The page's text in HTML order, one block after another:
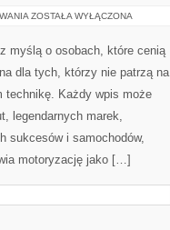
TECHNIKA
ZOSTAŁA WYŁĄCZONA
myślą o osobach, które cenią
dla tych, którzy nie patrzą na
technikę. Każdy wpis może
legendarnych marek,
sukcesów i samochodów,
motoryzację jako […]